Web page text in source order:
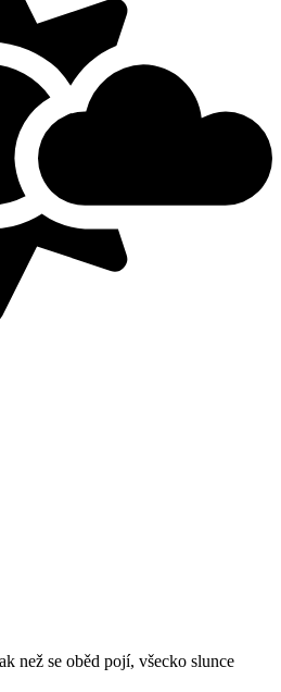
než se oběd pojí, všecko slunce